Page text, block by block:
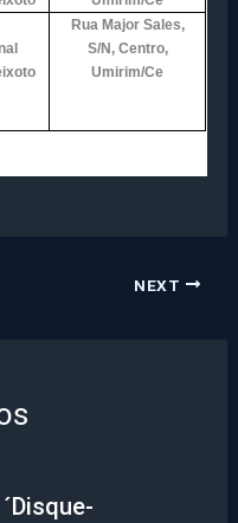
Rua Major Sales,
S/N, Centro,
Umirim/Ce
NEXT